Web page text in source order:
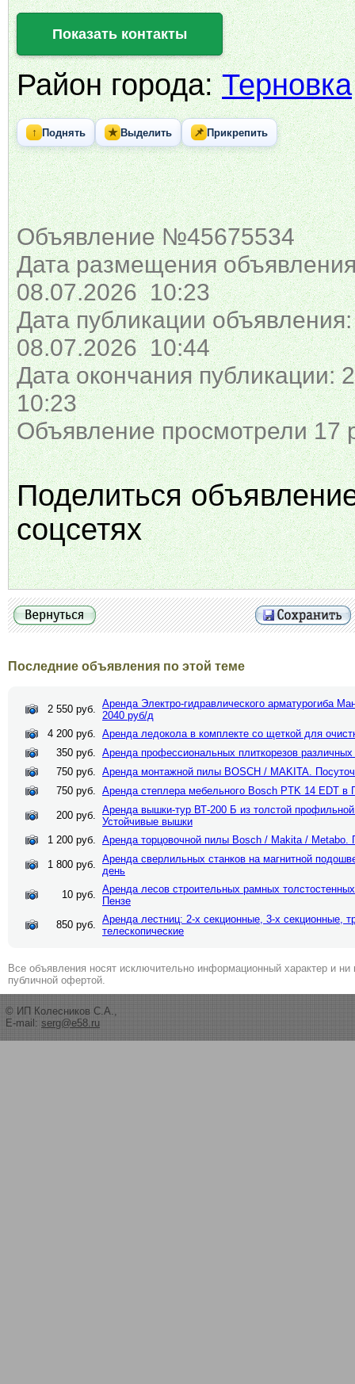
Показать контакты
Район города:Терновка
↑ Поднять ★ Выделить 📌 Прикрепить
Объявление №45675534
Дата размещения
08.07.2026 10:23
Дата публикации объявления:
08.07.2026 10:44
Дата окончания публикации:
10:23
Объявление просмотрели 17
Поделиться
соцсетях
Последние объявления по этой теме
2 550 руб. Аренда Электро-гидравлического арматурогиба
2040 руб/д
4 200 руб. Аренда ледокола в комплекте со щеткой для
350 руб. Аренда профессиональных плиткорезов
750 руб. Аренда монтажной пилы BOSCH / MAKITA.
750 руб. Аренда степлера мебельного Bosch PTK 14 EDT в
200 руб. Аренда вышки-тур ВТ-200 Б из толстой
Устойчивые вышки
1 200 руб. Аренда торцовочной пилы Bosch / Makita / Metabo.
1 800 руб. Аренда сверлильных станков на магнитной
день
10 руб. Аренда лесов строительных рамных
Пензе
850 руб. Аренда лестниц: 2-х секционные, 3-х секционные,
телескопические
Все объявления носят исключительно информационный характер и ни
публичной офертой.
© ИП Колесников С.А.,
E-mail: serg@e58.ru